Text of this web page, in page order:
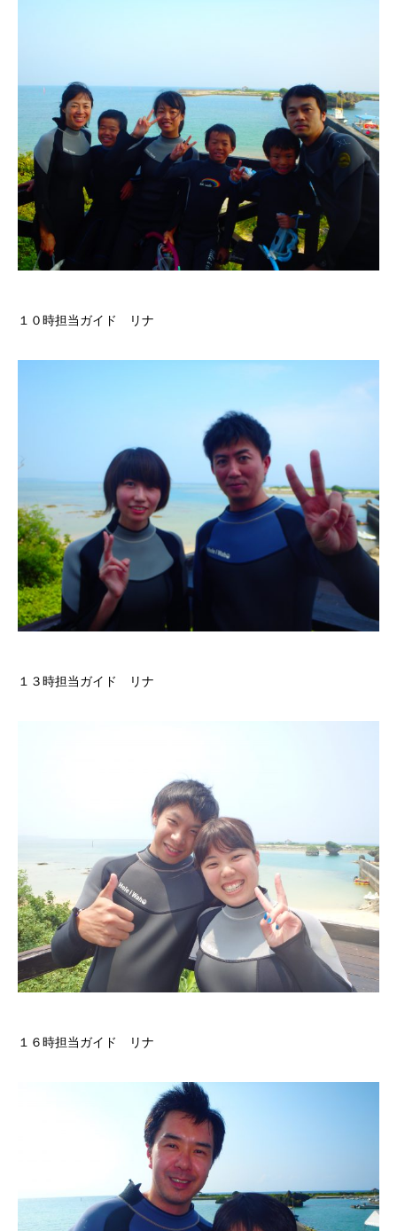
１０時担当ガイド リナ
１３時担当ガイド リナ
１６時担当ガイド リナ